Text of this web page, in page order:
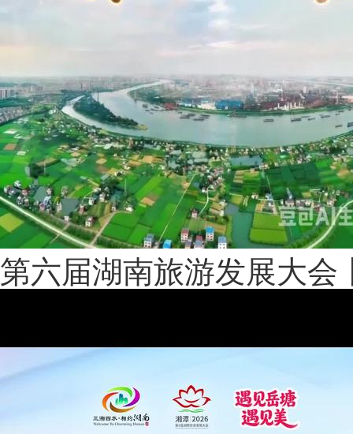
第六届湖南旅游发展大会